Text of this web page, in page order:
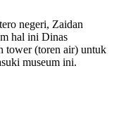
negeri, Zaidan
hal ini Dinas
tower (toren air) untuk
museum ini.